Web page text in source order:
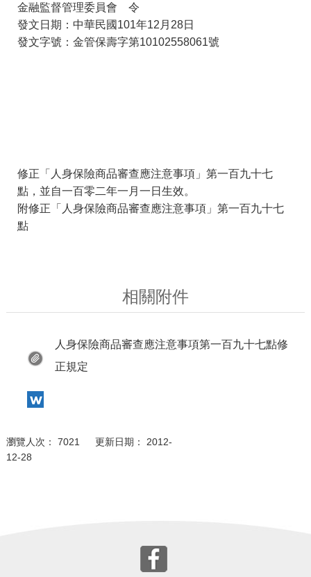
金融監督管理委員會 令
發文日期：中華民國101年12月28日
發文字號：金管保壽字第10102558061號
修正「人身保險商品審查應注意事項」第一百九十七
點，並自一百零二年一月一日生效。
附修正「人身保險商品審查應注意事項」第一百九十七
點
相關附件
人身保險商品審查應注意事項第一百九十七點修
正規定
瀏覽人次： 7021 更新日期： 2012-
12-28